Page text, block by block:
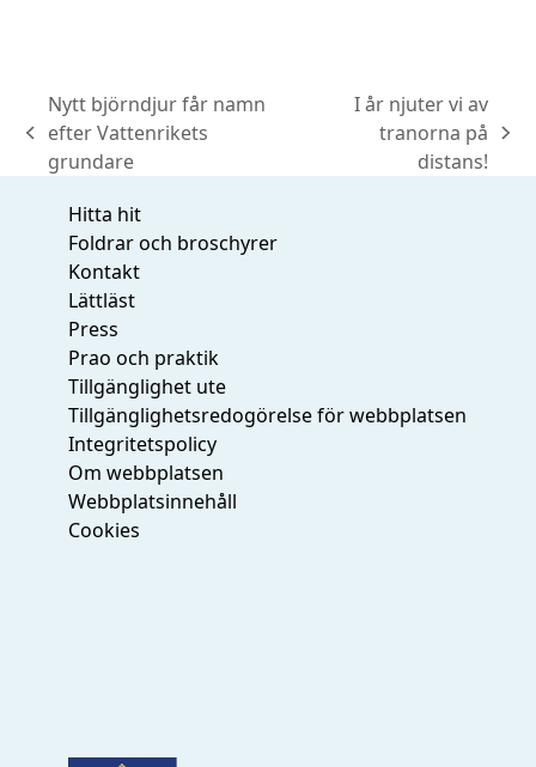
previous
post:
Nytt björndjur får namn
efter Vattenrikets
grundare
I år njuter vi av
tranorna på
distans!
Hitta hit
Foldrar och broschyrer
Kontakt
Lättläst
Press
Prao och praktik
Tillgänglighet ute
Tillgänglighetsredogörelse för webbplatsen
Integritetspolicy
Om webbplatsen
Webbplatsinnehåll
Cookies